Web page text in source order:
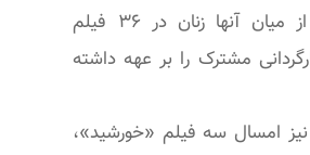
شده اند که از میان آنها زنان در ۳۶ فیلم
مشترک را بر عهه داشته
نیز امسال سه فیلم «خورشید»،